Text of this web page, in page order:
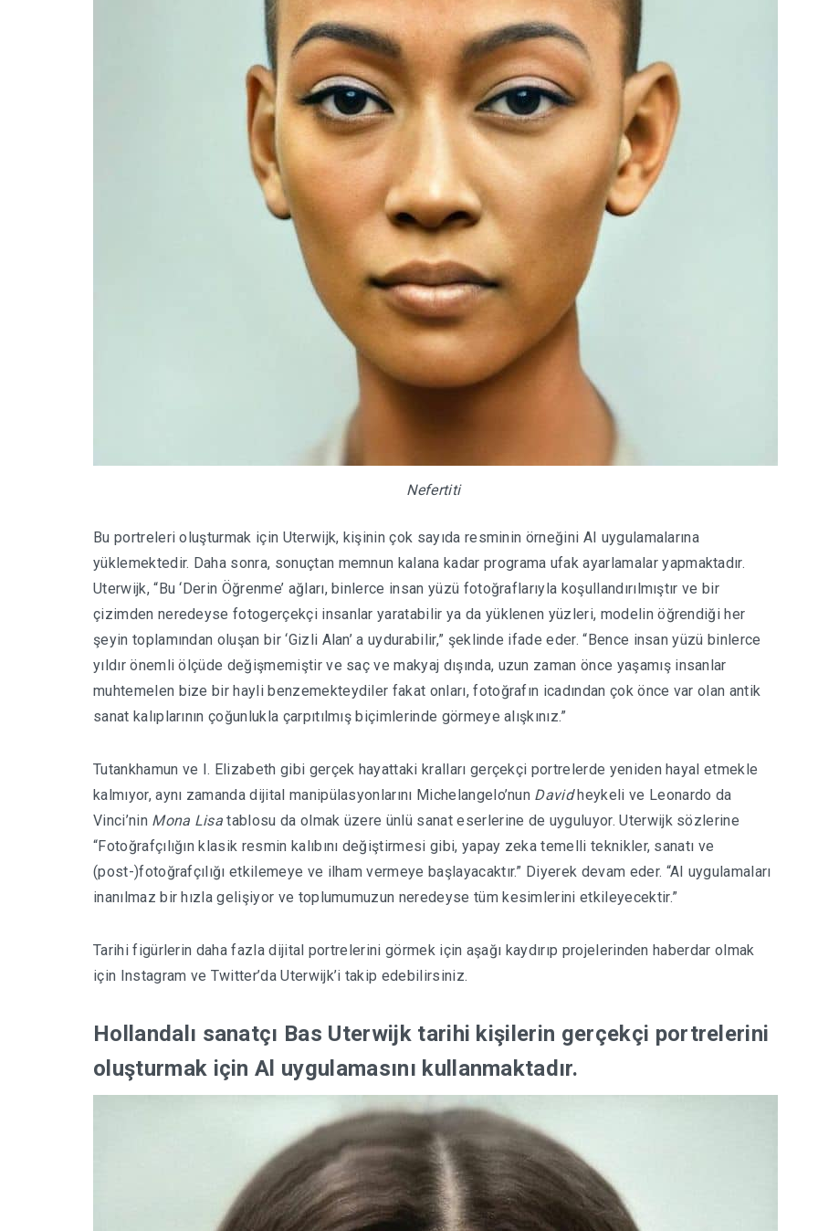
Nefertiti
Bu portreleri oluşturmak için Uterwijk, kişinin çok sayıda resminin örneğini AI uygulamalarına
yüklemektedir. Daha sonra, sonuçtan memnun kalana kadar programa ufak ayarlamalar yapmaktadır.
Uterwijk, “Bu ‘Derin Öğrenme’ ağları, binlerce insan yüzü fotoğraflarıyla koşullandırılmıştır ve bir
çizimden neredeyse fotogerçekçi insanlar yaratabilir ya da yüklenen yüzleri, modelin öğrendiği her
şeyin toplamından oluşan bir ‘Gizli Alan’ a uydurabilir,” şeklinde ifade eder. “Bence insan yüzü binlerce
yıldır önemli ölçüde değişmemiştir ve saç ve makyaj dışında, uzun zaman önce yaşamış insanlar
muhtemelen bize bir hayli benzemekteydiler fakat onları, fotoğrafın icadından çok önce var olan antik
sanat kalıplarının çoğunlukla çarpıtılmış biçimlerinde görmeye alışkınız.”
Tutankhamun ve I. Elizabeth gibi gerçek hayattaki kralları gerçekçi portrelerde yeniden hayal etmekle
kalmıyor, aynı zamanda dijital manipülasyonlarını Michelangelo’nun Davidheykeli ve Leonardo da
Vinci’nin Mona Lisa tablosu da olmak üzere ünlü sanat eserlerine de uyguluyor. Uterwijk sözlerine
“Fotoğrafçılığın klasik resmin kalıbını değiştirmesi gibi, yapay zeka temelli teknikler, sanatı ve
(post-)fotoğrafçılığı etkilemeye ve ilham vermeye başlayacaktır.” Diyerek devam eder. “AI uygulamaları
inanılmaz bir hızla gelişiyor ve toplumumuzun neredeyse tüm kesimlerini etkileyecektir.”
Tarihi figürlerin daha fazla dijital portrelerini görmek için aşağı kaydırıp projelerinden haberdar olmak
için Instagram ve Twitter’da Uterwijk’i takip edebilirsiniz.
Hollandalı sanatçı Bas Uterwijk tarihi kişilerin gerçekçi portrelerini
oluşturmak için Al uygulamasını kullanmaktadır.